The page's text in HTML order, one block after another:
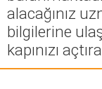
alacağınız
bilgilerine
kapınızı